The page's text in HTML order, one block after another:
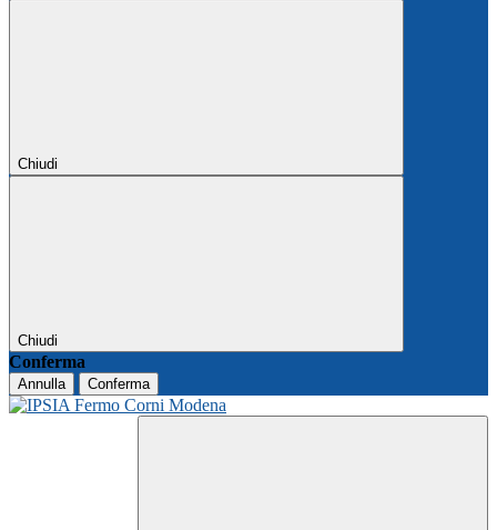
Chiudi
Chiudi
Conferma
Annulla Conferma